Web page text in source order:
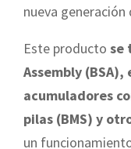
nueva
Este producto se
Assembly
acumuladores
pilas (BMS) y
un